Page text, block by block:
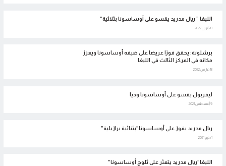
الليغا ” ريال مدريد يقسو على أوساسونا بثلاثية”
20 أبريل 2022
برشلونة: يحقق فوزا عريضا على ضيفه أوساسونا ويعزز
مكانه في المركز الثالث في الليغا
13 مارس 2022
ليفربول يقسو على أوساسونا وديا
9 أغسطس 2021
ريال مدريد يفوز علي أوساسونا”بثنائية برازيلية”
1 مايو 2021
الليغا”ريال مدريد يتعثر على ثلوج أوساسونا”